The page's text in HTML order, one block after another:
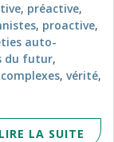
, préactive,
, proactive,
auto-
du futur,
, vérité,
LIRE LA SUITE